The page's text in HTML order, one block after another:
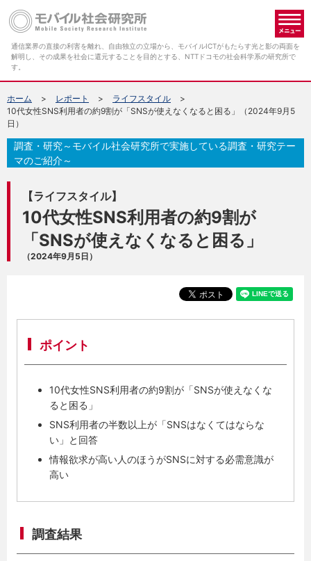
通信業界の直接の利害を離れ、自由独立の立場から、モバイルICTがもたらす光と影の両面を
解明し、その成果を社会に還元することを目的とする、NTTドコモの社会科学系の研究所で
す。
ホーム レポート
ライフスタイル
10代女性SNS利用者の約9割が「SNSが使えなくなると困る」（2024年9月5
日）
【ライフスタイル】
10代女性SNS利用者の約9割が
「SNSが使えなくなると困る」
（2024年9月5日）
調査・研究～モバイル社会研究所で実施している調査・研究テー
マのご紹介～
ポイント
10代女性SNS利用者の約9割が「SNSが使えなくな
ると困る」
SNS利用者の半数以上が「SNSはなくてはならな
い」と回答
情報欲求が高い人のほうがSNSに対する必需意識が
高い
調査結果